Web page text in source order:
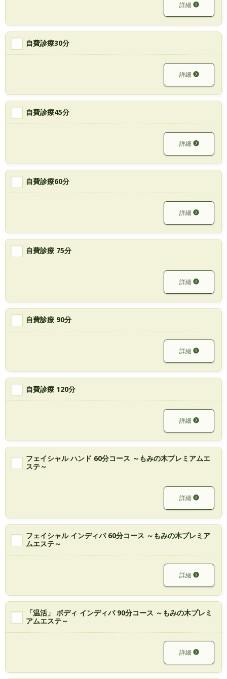
詳細
自費診療30分
詳細
自費診療45分
詳細
自費診療60分
詳細
自費診療 75分
詳細
自費診療 90分
詳細
自費診療 120分
詳細
フェイシャル ハンド 60分コース ～もみの木プレミアムエ
ステ～
詳細
フェイシャル インディバ 60分コース ～もみの木プレミア
ムエステ～
詳細
「温活」 ボディ インディバ 90分コース ～もみの木プレミ
アムエステ～
詳細